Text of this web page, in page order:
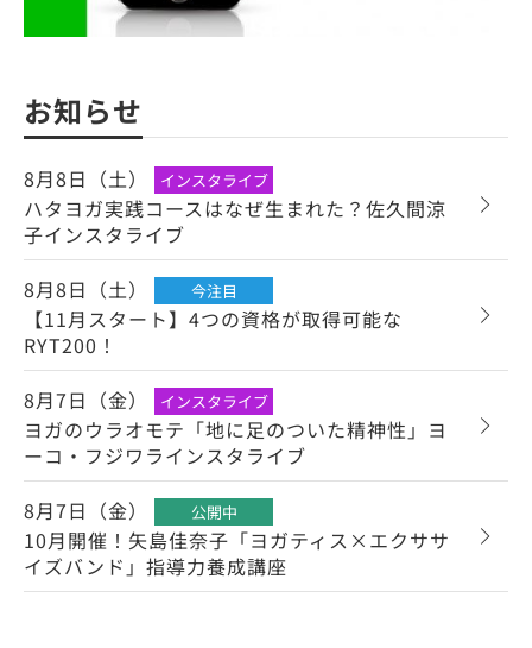
お知らせ
8月8日（土） インスタライブ
ハタヨガ実践コースはなぜ生まれた？佐久間涼
子インスタライブ
8月8日（土）
今注目
【11月スタート】4つの資格が取得可能な
RYT200！
8月7日（金）
インスタライブ
ヨガのウラオモテ「地に足のついた精神性」ヨ
ーコ・フジワラインスタライブ
8月7日（金）
公開中
10月開催！矢島佳奈子「ヨガティス×エクササ
イズバンド」指導力養成講座